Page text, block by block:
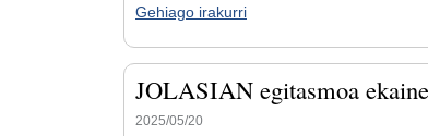
Gehiago irakurri
JOLASIAN egitasmoa
2025/05/20